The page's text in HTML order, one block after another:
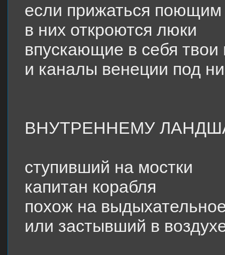
если прижаться
в них откроются люки
впускающие в себя
и каналы венеции под
ВНУТРЕННЕМУ
ступивший на мостки
капитан корабля
похож на
или застывший в